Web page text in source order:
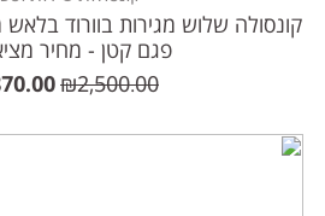
קונסולה שלוש מגירות בוורוד
פגם קטן - מחיר
₪2,500.00